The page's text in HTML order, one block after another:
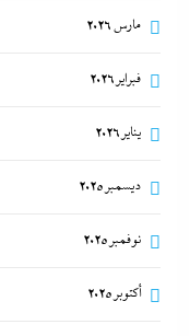
مارس 2026
فبراير 2026
يناير 2026
ديسمبر 2025
نوفمبر 2025
أكتوبر 2025